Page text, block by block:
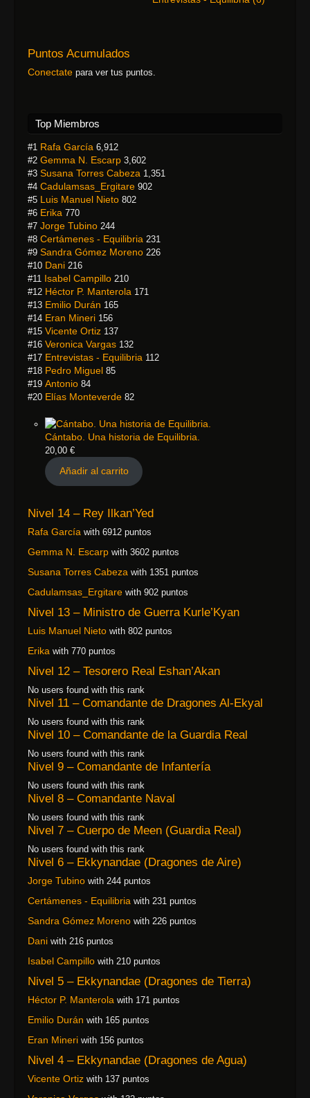
Puntos Acumulados
Conectate para ver tus puntos.
Top Miembros
#1 Rafa García 6,912
#2 Gemma N. Escarp 3,602
#3 Susana Torres Cabeza 1,351
#4 Cadulamsas_Ergitare 902
#5 Luis Manuel Nieto 802
#6 Erika 770
#7 Jorge Tubino 244
#8 Certámenes - Equilibria 231
#9 Sandra Gómez Moreno 226
#10 Dani 216
#11 Isabel Campillo 210
#12 Héctor P. Manterola 171
#13 Emilio Durán 165
#14 Eran Mineri 156
#15 Vicente Ortiz 137
#16 Veronica Vargas 132
#17 Entrevistas - Equilibria 112
#18 Pedro Miguel 85
#19 Antonio 84
#20 Elías Monteverde 82
Cántabo. Una historia de Equilibria.
20,00 €
Añadir al carrito
Nivel 14 – Rey Ilkan’Yed
Rafa García with 6912 puntos
Gemma N. Escarp with 3602 puntos
Susana Torres Cabeza with 1351 puntos
Cadulamsas_Ergitare with 902 puntos
Nivel 13 – Ministro de Guerra Kurle’Kyan
Luis Manuel Nieto with 802 puntos
Erika with 770 puntos
Nivel 12 – Tesorero Real Eshan’Akan
No users found with this rank
Nivel 11 – Comandante de Dragones Al-Ekyal
No users found with this rank
Nivel 10 – Comandante de la Guardia Real
No users found with this rank
Nivel 9 – Comandante de Infantería
No users found with this rank
Nivel 8 – Comandante Naval
No users found with this rank
Nivel 7 – Cuerpo de Meen (Guardia Real)
No users found with this rank
Nivel 6 – Ekkynandae (Dragones de Aire)
Jorge Tubino with 244 puntos
Certámenes - Equilibria with 231 puntos
Sandra Gómez Moreno with 226 puntos
Dani with 216 puntos
Isabel Campillo with 210 puntos
Nivel 5 – Ekkynandae (Dragones de Tierra)
Héctor P. Manterola with 171 puntos
Emilio Durán with 165 puntos
Eran Mineri with 156 puntos
Nivel 4 – Ekkynandae (Dragones de Agua)
Vicente Ortiz with 137 puntos